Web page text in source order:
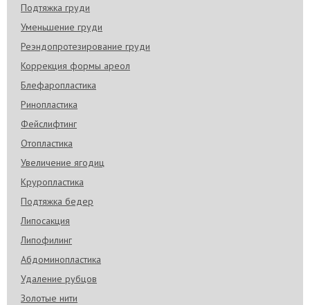
Подтяжка груди
Уменьшение груди
Реэндопротезирование груди
Коррекция формы ареол
Блефаропластика
Ринопластика
Фейслифтинг
Отопластика
Увеличение ягодиц
Круропластика
Подтяжка бедер
Липосакция
Липофилинг
Абдоминопластика
Удаление рубцов
Золотые нити